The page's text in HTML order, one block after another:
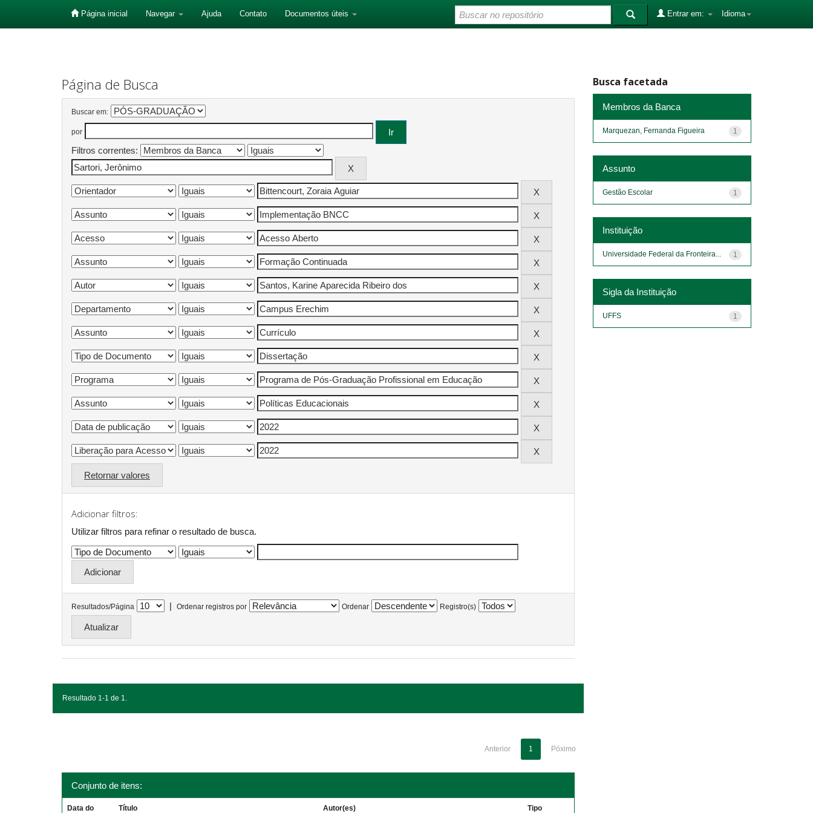
Página inicial Navegar Ajuda Contato Documentos úteis Idioma
Entrar em:
Página de Busca
Buscar em:
por
Filtros correntes:
Retornar valores
Adicionar filtros:
Utilizar filtros para refinar o resultado de busca.
Resultados/Página | Ordenar registros por Ordenar Registro(s)
Resultado 1-1 de 1.
Anterior 1 Póximo
Conjunto de itens:
Data do Título Autor(es) Tipo
Busca facetada
Membros da Banca
1
Marquezan, Fernanda Figueira
Assunto
1
Gestão Escolar
Instituição
1
Universidade Federal da Fronteira...
Sigla da Instituição
1
UFFS